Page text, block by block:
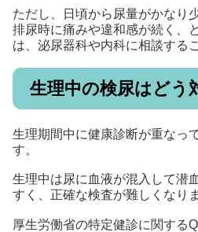
ただし、日頃から尿量がかなり
排尿時に痛みや違和感が続く、
は、泌尿器科や内科に相談する
生理中の検尿はどう
生理期間中に健康診断が重なっ
す。
生理中は尿に血液が混入して潜
すく、正確な検査が難しくなりま
厚生労働省の特定健診に関する